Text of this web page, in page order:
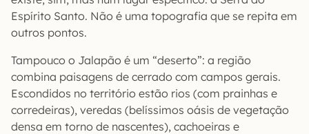
Espírito Santo. Não é uma topografia que se repita em
outros pontos.
Tampouco o Jalapão é um “deserto”: a região
combina paisagens de cerrado com campos gerais.
Escondidos no território estão rios (com prainhas e
corredeiras), veredas (belíssimos oásis de vegetação
densa em torno de nascentes), cachoeiras e